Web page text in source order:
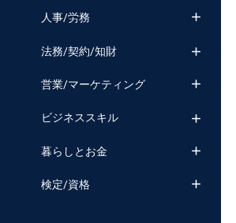
人事/労務
法務/契約/知財
営業/マーケティング
ビジネススキル
暮らしとお金
検定/資格